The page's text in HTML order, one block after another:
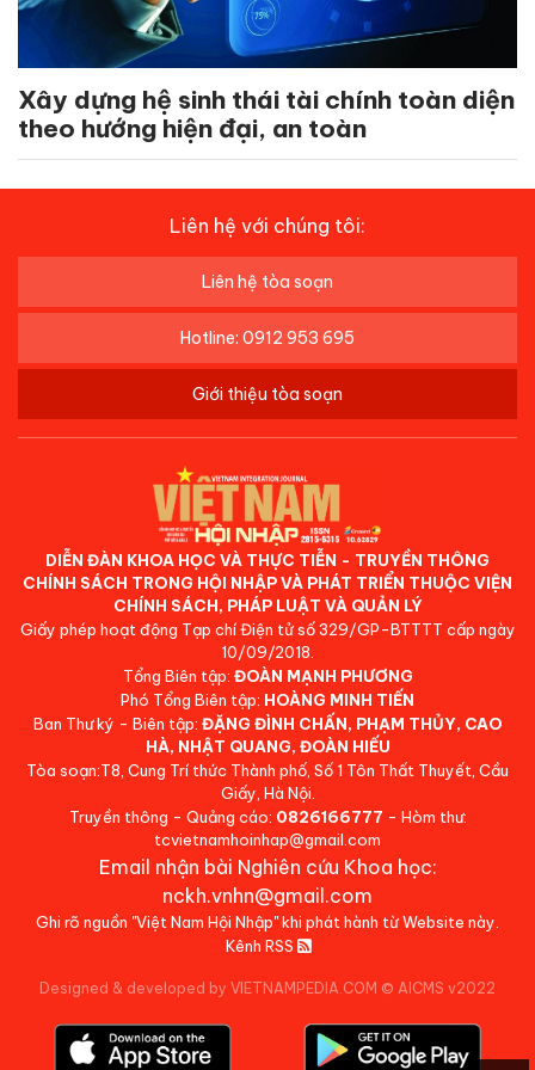
Xây dựng hệ sinh thái tài chính toàn diện
theo hướng hiện đại, an toàn
Liên hệ với chúng tôi:
Liên hệ tòa soạn
Hotline: 0912 953 695
Giới thiệu tòa soạn
DIỄN ĐÀN KHOA HỌC VÀ THỰC TIỄN - TRUYỀN THÔNG
CHÍNH SÁCH TRONG HỘI NHẬP VÀ PHÁT TRIỂN THUỘC VIỆN
CHÍNH SÁCH, PHÁP LUẬT VÀ QUẢN LÝ
Giấy phép hoạt động Tạp chí Điện tử số 329/GP-BTTTT cấp ngày
10/09/2018.
Tổng Biên tập: ĐOÀN MẠNH PHƯƠNG
Phó Tổng Biên tập: HOÀNG MINH TIẾN
Ban Thư ký - Biên tập: ĐẶNG ĐÌNH CHẤN, PHẠM THỦY, CAO
HÀ, NHẬT QUANG, ĐOÀN HIẾU
Tòa soạn:T8, Cung Trí thức Thành phố, Số 1 Tôn Thất Thuyết, Cầu
Giấy, Hà Nội.
Truyền thông - Quảng cáo: 0826166777 - Hòm thư:
tcvietnamhoinhap@gmail.com
Email nhận bài Nghiên cứu Khoa học:
nckh.vnhn@gmail.com
Ghi rõ nguồn "Việt Nam Hội Nhập" khi phát hành từ Website này.
Kênh RSS
Designed & developed by VIETNAMPEDIA.COM © AICMS v2022